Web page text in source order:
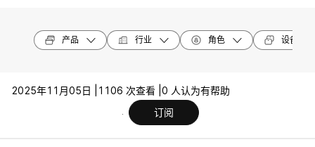
产品 行业 角色 设备型号
2025年11月05日 | 1106 次查看 | 0 人认为有帮助
订阅